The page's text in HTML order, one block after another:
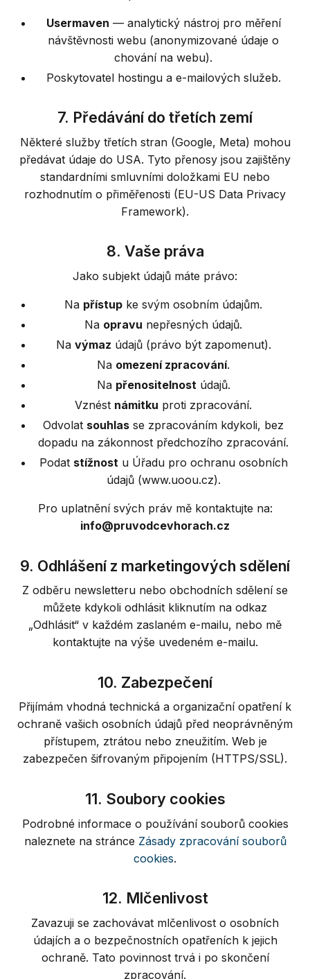
Usermaven — analytický nástroj pro měření
návštěvnosti webu (anonymizované údaje o
chování na webu).
Poskytovatel hostingu a e-mailových služeb.
7. Předávání do třetích zemí
Některé služby třetích stran (Google, Meta) mohou
předávat údaje do USA. Tyto přenosy jsou zajištěny
standardními smluvními doložkami EU nebo
rozhodnutím o přiměřenosti (EU-US Data Privacy
Framework).
8. Vaše práva
Jako subjekt údajů máte právo:
Na přístup ke svým osobním údajům.
Na opravu nepřesných údajů.
Na výmaz údajů (právo být zapomenut).
Na omezení zpracování.
Na přenositelnostúdajů.
Vznést námitku proti zpracování.
Odvolat souhlas se zpracováním kdykoli, bez
dopadu na zákonnost předchozího zpracování.
Podat stížnostu Úřadu pro ochranu osobních
údajů (www.uoou.cz).
Pro uplatnění svých práv mě kontaktujte na:
info@pruvodcevhorach.cz
9. Odhlášení z marketingových sdělení
Z odběru newsletteru nebo obchodních sdělení se
můžete kdykoli odhlásit kliknutím na odkaz
„Odhlásit“ v každém zaslaném e-mailu, nebo mě
kontaktujte na výše uvedeném e-mailu.
10. Zabezpečení
Přijímám vhodná technická a organizační opatření k
ochraně vašich osobních údajů před neoprávněným
přístupem, ztrátou nebo zneužitím. Web je
zabezpečen šifrovaným připojením (HTTPS/SSL).
11. Soubory cookies
Podrobné informace o používání souborů cookies
naleznete na stránce Zásady zpracování souborů
cookies.
12. Mlčenlivost
Zavazuji se zachovávat mlčenlivost o osobních
údajích a o bezpečnostních opatřeních k jejich
ochraně. Tato povinnost trvá i po skončení
zpracování.